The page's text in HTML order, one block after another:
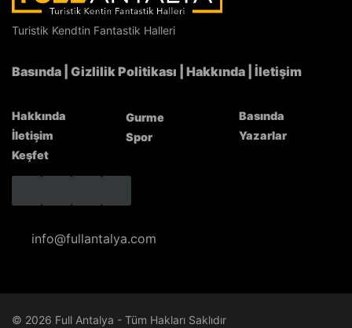
Turistik Kendtin Fantastik Halleri
Basında Gizlilik Politikası Hakkında İletişim
Hakkında
İletişim
Keşfet
Gurme
Spor
Basında
Yazarlar
info@fullantalya.com
© 2026 Full Antalya - Tüm Hakları Saklıdır